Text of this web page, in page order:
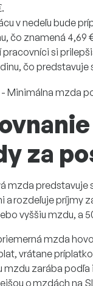
v nedeľu bude
čo znamená 4,69
pracovníci si
čo predstavuje
za
mzda predstavuje
a rozdeľuje príjmy
vyššiu mzdu, a
mzda
vrátane
mzdu zarába
o mzdách na